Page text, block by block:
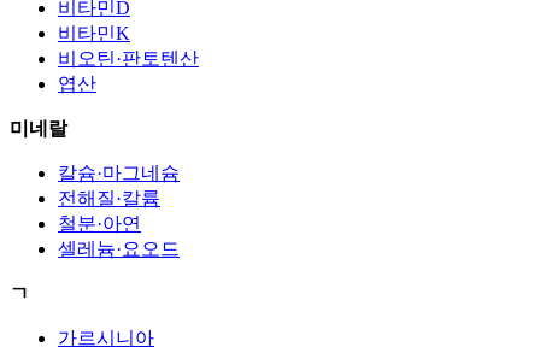
비타민D
비타민K
비오틴·판토텐산
엽산
미네랄
칼슘·마그네슘
전해질·칼륨
철분·아연
셀레늄·요오드
ㄱ
가르시니아